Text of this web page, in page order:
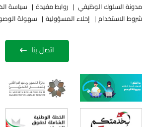
مدونة السلوك الوظيفي روابط مفيدة سياسة
شروط الاستخدام
إخلاء المسؤولية سهولة
اتصل بنا